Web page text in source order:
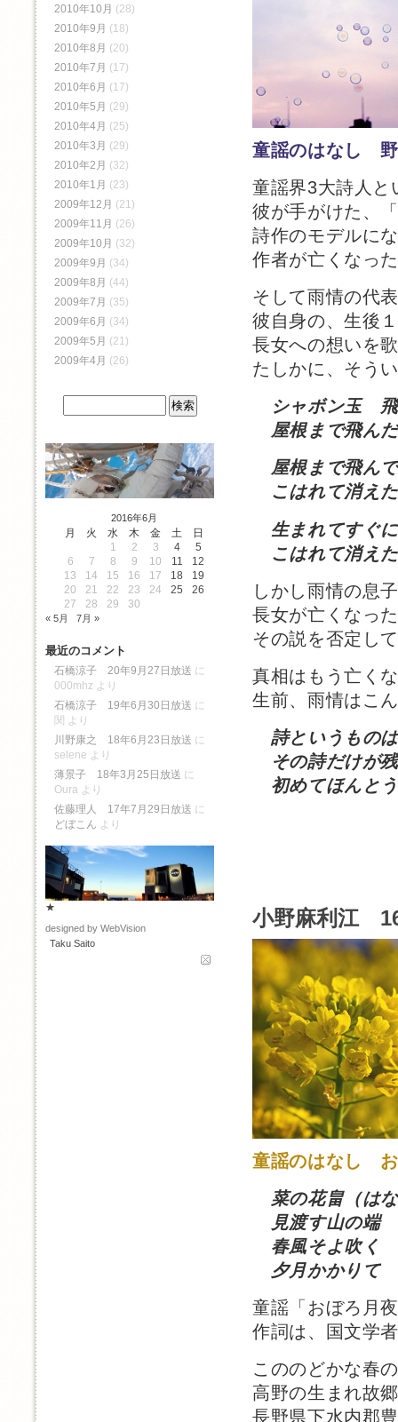
童謡のはなし
童謡界3大詩人と
彼が手がけた、
詩作のモデルに
作者が亡くなっ
そして雨情の代
彼自身の、生後
長女への想いを
たしかに、そう
シャボン玉
屋根まで飛ん
屋根まで飛ん
こはれて消え
生まれてすぐ
こはれて消え
しかし雨情の息
長女が亡くなっ
その説を否定し
真相はもう亡く
生前、雨情はこ
詩というもの
その詩だけが
初めてほんと
小野麻利江
童謡のはなし
菜の花畠（は
見渡す山の端
春風そよ吹く
夕月かかりて
童謡「おぼろ月
作詞は、国文学
こののどかな春
高野の生まれ故
長野県下水内郡
2010年10月 (28)
2010年9月 (18)
2010年8月 (20)
2010年7月 (17)
2010年6月 (17)
2010年5月 (29)
2010年4月 (25)
2010年3月 (29)
2010年2月 (32)
2010年1月 (23)
2009年12月 (21)
2009年11月 (26)
2009年10月 (32)
2009年9月 (34)
2009年8月 (44)
2009年7月 (35)
2009年6月 (34)
2009年5月 (21)
2009年4月 (26)
2016年6月
月 火 水 木 金 土
日
1
2 3 4
5
6
7 8 9 10 11
12
13
14 15 16 17 18
19
20
21 22 23 24 25
26
27
28 29 30
« 5月 7月 »
最近のコメント
石橋涼子 20年9月27日放送 に
000mhz より
石橋涼子 19年6月30日放送 に
関 より
川野康之 18年6月23日放送 に
selene より
薄景子 18年3月25日放送 に
Oura より
佐藤理人 17年7月29日放送 に
どぼこん より
★
designed by WebVision
Taku Saito